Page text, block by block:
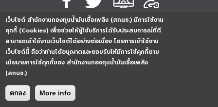
เว็บไซต์ สำนักงานกองทุนน้ำมันเชื้อเพลิง (สกนช.) มีการใช้งาน
คุกกี้ (Cookies) เพื่อช่วยให้ผู้ใช้บริการได้รับประสบการณ์ที่ดี
สามารถเข้าใช้งานเว็บไซต์ได้อย่างต่อเนื่อง โดยการเข้าใช้งาน
เว็บไซต์นี้ ถือว่าท่านได้อนุญาตและยอมรับให้มีการใช้คุกกี้ตาม
นโยบายการใช้คุกกี้ของ สำนักงานกองทุนน้ำมันเชื้อเพลิง
(สกนช.)
ตกลง More info
นโยบายการคุ้มครอง
ข้อมูลส่วนบุคคล
นโยบายการรักษาความ
มั่นคงปลอดภัย
Analytics
254296
ครั้ง
0 2 5 4 2 9 6
Copyright © 2026. All rights reserved.